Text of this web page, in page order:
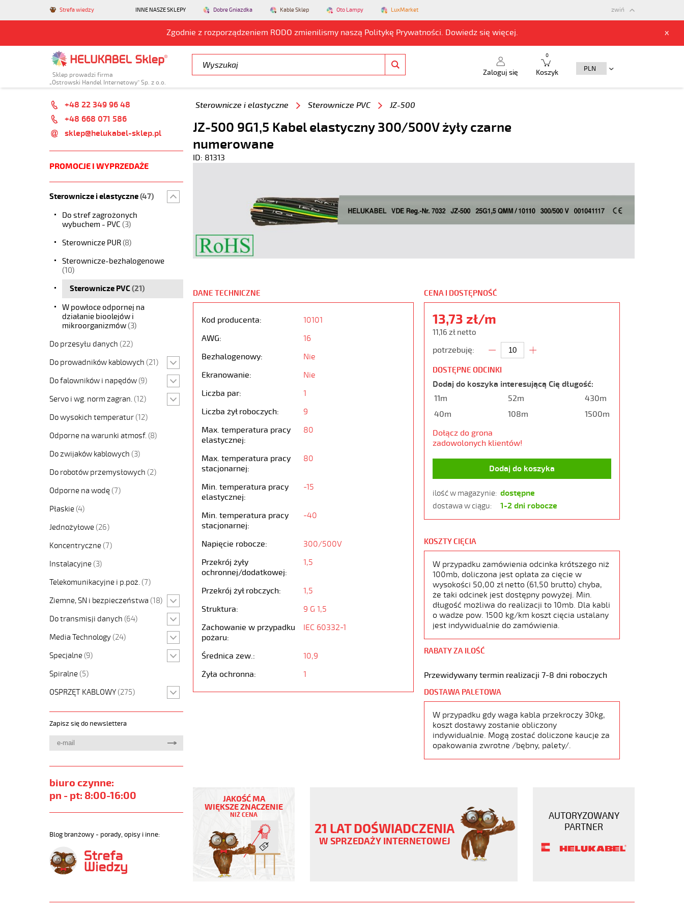
Strefa wiedzy INNE NASZE SKLEPY Dobre Gniazdka Kable Sklep Oto Lampy LuxMarket
Zgodnie z rozporządzeniem RODO zmienilismy naszą Politykę Prywatności. Dowiedz się więcej. x
zwiń
Sklep prowadzi firma
„Ostrowski Handel Internetowy” Sp. z o.o.
Zaloguj się Koszyk
0
+48 22 349 96 48
+48 668 071 586
sklep@helukabel-sklep.pl
PROMOCJE I WYPRZEDAŻE
Sterownicze i elastyczne(47)
Do stref zagrożonych
wybuchem - PVC (3)
Sterownicze PUR(8)
Sterownicze-bezhalogenowe
(10)
Sterownicze PVC(21)
W powłoce odpornej na
działanie bioolejów i
mikroorganizmów(3)
Do przesyłu danych (22)
Do prowadników kablowych (21)
Do falowników i napędów (9)
Servo i wg. norm zagran. (12)
Do wysokich temperatur (12)
Odporne na warunki atmosf. (8)
Do zwijaków kablowych (3)
Do robotów przemysłowych (2)
Odporne na wodę (7)
Płaskie (4)
Jednożyłowe (26)
Koncentryczne (7)
Instalacyjne (3)
Telekomunikacyjne i p.poż. (7)
Ziemne, SN i bezpieczeństwa (18)
Do transmisji danych (64)
Media Technology (24)
Specjalne (9)
Spiralne (5)
OSPRZĘT KABLOWY (275)
Zapisz się do newslettera
biuro czynne:
pn - pt: 8:00-16:00
Blog branżowy - porady, opisy i inne:
Sterownicze i elastyczne Sterownicze PVC JZ-500
JZ-500 9G1,5 Kabel elastyczny 300/500V żyły czarne
numerowane
ID: 81313
DANE TECHNICZNE
Kod producenta:
10101
AWG:
16
Bezhalogenowy:
Nie
Ekranowanie:
Nie
Liczba par:
1
Liczba żył roboczych:
9
Max. temperatura pracy
elastycznej:
80
Max. temperatura pracy
stacjonarnej:
80
Min. temperatura pracy
elastycznej:
-15
Min. temperatura pracy
stacjonarnej:
-40
Napięcie robocze:
300/500V
Przekrój żyły
ochronnej/dodatkowej:
1,5
Przekrój żył robczych:
1,5
Struktura:
9 G 1,5
Zachowanie w przypadku
pożaru:
IEC 60332-1
Średnica zew.:
10,9
Żyła ochronna:
1
CENA I DOSTĘPNOŚĆ
13,73 zł/m
11,16 zł netto
potrzebuję:
DOSTĘPNE ODCINKI
Dodaj do koszyka interesującą Cię długość:
11m
40m
52m
108m
430m
1500m
Dołącz do grona
zadowolonych klientów!
Dodaj do koszyka
ilość w magazynie: dostępne
dostawa w ciągu: 1-2 dni robocze
KOSZTY CIĘCIA
W przypadku zamówienia odcinka krótszego niż
100mb, doliczona jest opłata za cięcie w
wysokości 50,00 zł netto (61,50 brutto) chyba,
że taki odcinek jest dostępny powyżej. Min.
długość możliwa do realizacji to 10mb. Dla kabli
o wadze pow. 1500 kg/km koszt cięcia ustalany
jest indywidualnie do zamówienia.
RABATY ZA ILOŚĆ
Przewidywany termin realizacji 7-8 dni roboczych
DOSTAWA PALETOWA
W przypadku gdy waga kabla przekroczy 30kg,
koszt dostawy zostanie obliczony
indywidualnie. Mogą zostać doliczone kaucje za
opakowania zwrotne /bębny, palety/.
9G1,5
Kabel
300/500V
czarne
numerowane
https://www.static.helukabel-
500.jpg
JAKOŚĆ MA
WIĘKSZE ZNACZENIE
NIŻ CENA
21 LAT DOŚWIADCZENIA
W SPRZEDAŻY INTERNETOWEJ
AUTORYZOWANY
PARTNER